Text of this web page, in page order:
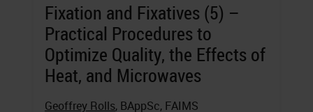
Fixation and Fixatives (5) –
Practical Procedures to
Optimize Quality, the Effects of
Heat, and Microwaves
Geoffrey Rolls, BAppSc, FAIMS